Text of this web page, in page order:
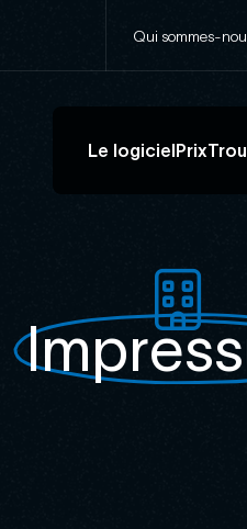
secondaire
Qui sommes-
Navigation
Le logicielPrix